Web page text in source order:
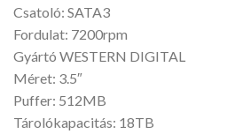
Csatoló: SATA3
Fordulat: 7200rpm
Gyártó WESTERN DIGITAL
Méret: 3.5″
Puffer: 512MB
Tárolókapacitás: 18TB